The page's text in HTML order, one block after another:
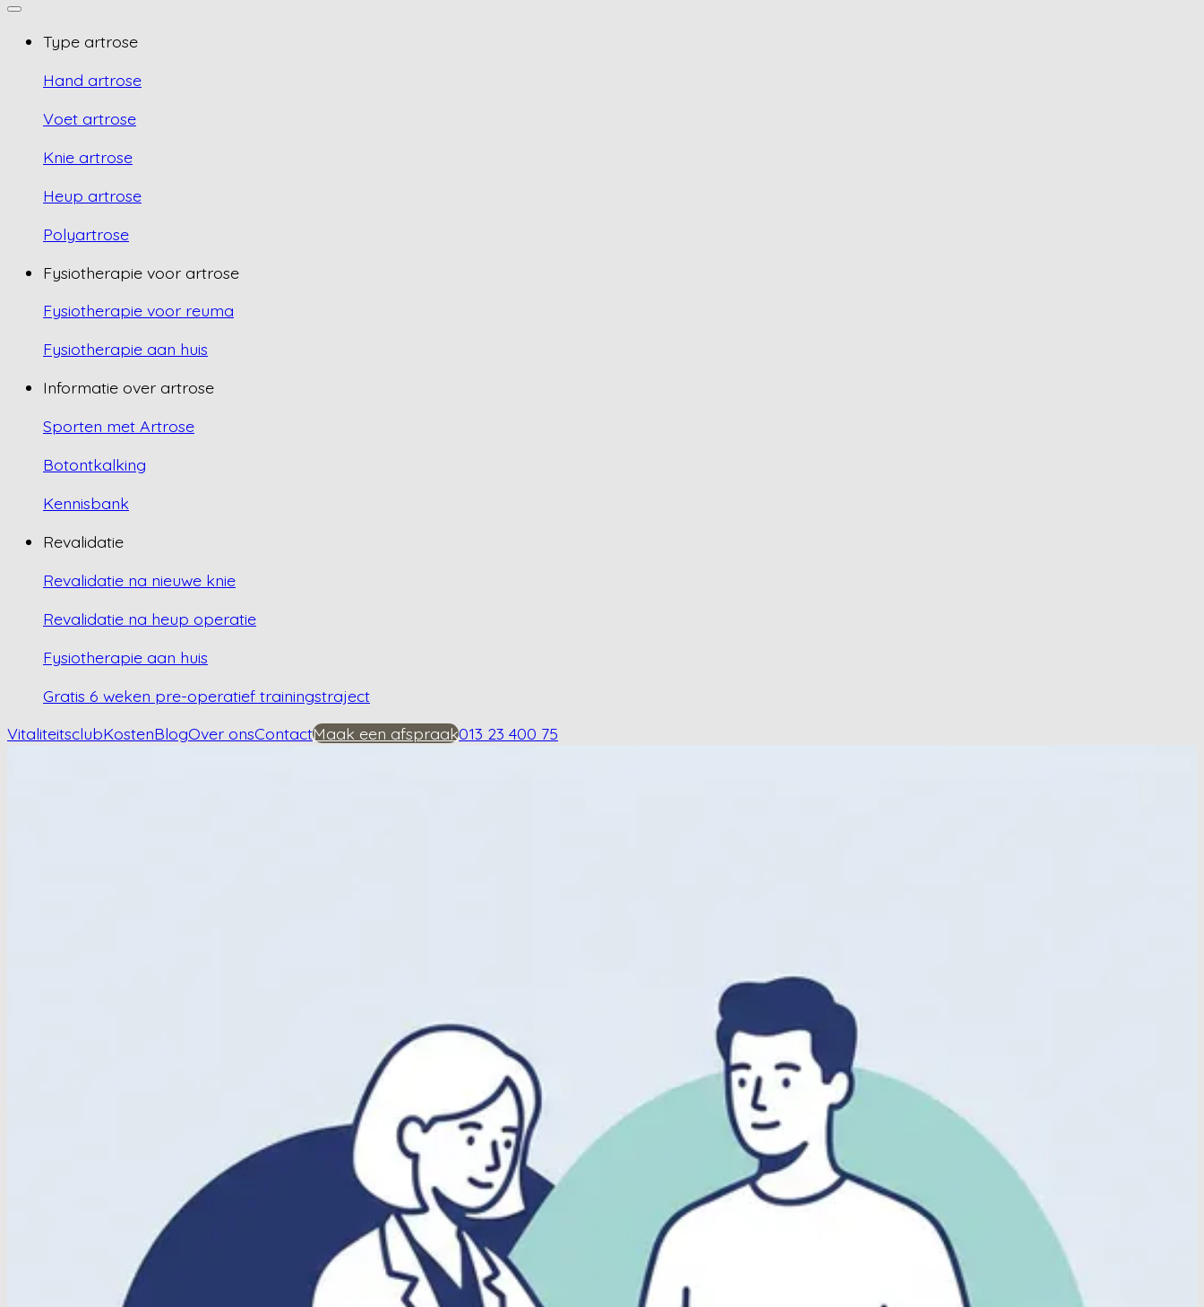
Type artrose
Hand artrose
Voet artrose
Knie artrose
Heup artrose
Polyartrose
Fysiotherapie voor artrose
Fysiotherapie voor reuma
Fysiotherapie aan huis
Informatie over artrose
Sporten met Artrose
Botontkalking
Kennisbank
Revalidatie
Revalidatie na nieuwe knie
Revalidatie na heup operatie
Fysiotherapie aan huis
Gratis 6 weken pre-operatief trainingstraject
VitaliteitsclubKostenBlogOver onsContactMaak een afspraak013 23 400 75